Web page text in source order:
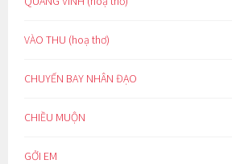
VÀO THU (hoạ thơ)
CHUYẾN BAY NHÂN ĐẠO
CHIỀU MUỘN
GỞI EM